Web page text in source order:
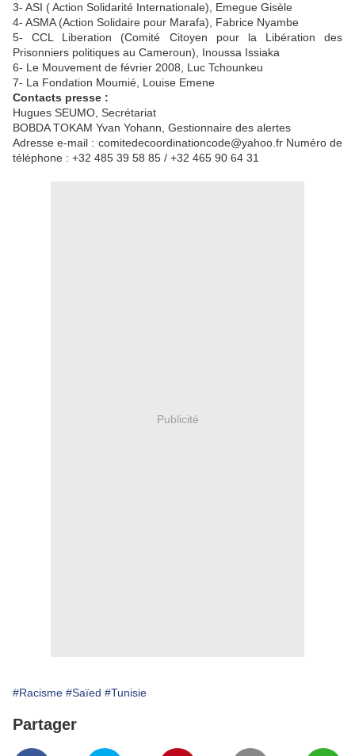
3- ASI ( Action Solidarité Internationale), Emegue Gisèle
4- ASMA (Action Solidaire pour Marafa), Fabrice Nyambe
5- CCL Liberation (Comité Citoyen pour la Libération des
Prisonniers politiques au Cameroun), Inoussa Issiaka
6- Le Mouvement de février 2008, Luc Tchounkeu
7- La Fondation Moumié, Louise Emene
Contacts presse :
Hugues SEUMO, Secrétariat
BOBDA TOKAM Yvan Yohann, Gestionnaire des alertes
Adresse e-mail : comitedecoordinationcode@yahoo.fr Numéro de
téléphone : +32 485 39 58 85 / +32 465 90 64 31
Publicité
#Racisme #Saïed #Tunisie
Partager